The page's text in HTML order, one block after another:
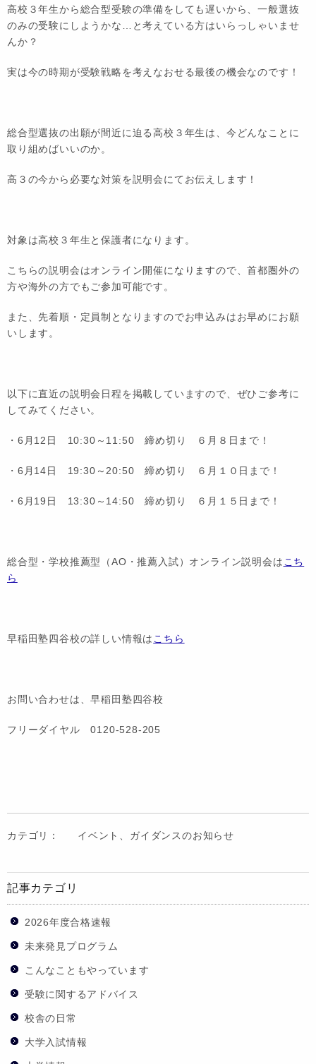
高校３年生から総合型受験の準備をしても遅いから、一般選抜
のみの受験にしようかな…と考えている方はいらっしゃいませ
んか？
実は今の時期が受験戦略を考えなおせる最後の機会なのです！
総合型選抜の出願が間近に迫る高校３年生は、今どんなことに
取り組めばいいのか。
高３の今から必要な対策を説明会にてお伝えします！
対象は高校３年生と保護者になります。
こちらの説明会はオンライン開催になりますので、首都圏外の
方や海外の方でもご参加可能です。
また、先着順・定員制となりますのでお申込みはお早めにお願
いします。
以下に直近の説明会日程を掲載していますので、ぜひご参考に
してみてください。
・6月12日 10:30～11:50 締め切り ６月８日まで！
・6月14日 19:30～20:50 締め切り ６月１０日まで！
・6月19日 13:30～14:50 締め切り ６月１５日まで！
総合型・学校推薦型（AO・推薦入試）オンライン説明会は こち
ら
早稲田塾四谷校の詳しい情報は こちら
お問い合わせは、早稲田塾四谷校
フリーダイヤル 0120-528-205
カテゴリ： イベント、ガイダンスのお知らせ
記事カテゴリ
2026年度合格速報
未来発見プログラム
こんなこともやっています
受験に関するアドバイス
校舎の日常
大学入試情報